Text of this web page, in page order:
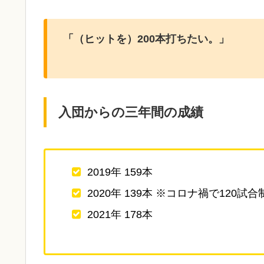
「（ヒットを）200本打ちたい。」
入団からの三年間の成績
2019年 159本
2020年 139本 ※コロナ禍で120試合
2021年 178本